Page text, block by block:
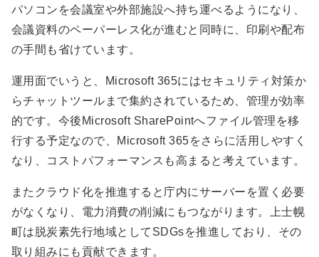
パソコンを会議室や外部施設へ持ち運べるようになり、
会議資料のペーパーレス化が進むと同時に、印刷や配布
の手間も省けています。
運用面でいうと、Microsoft 365にはセキュリティ対策か
らチャットツールまで集約されているため、管理が効率
的です。今後Microsoft SharePointへファイル管理を移
行する予定なので、Microsoft 365をさらに活用しやすく
なり、コストパフォーマンスも高まると考えています。
またクラウド化を推進すると庁内にサーバーを置く必要
がなくなり、電力消費の削減にもつながります。上士幌
町は脱炭素先行地域としてSDGsを推進しており、その
取り組みにも貢献できます。